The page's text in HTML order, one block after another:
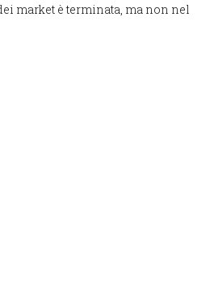
market è terminata, ma non nel